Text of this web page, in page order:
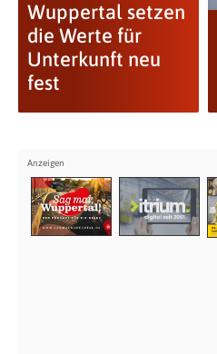
Wuppertal setzen
die Werte für
Unterkunft neu
fest